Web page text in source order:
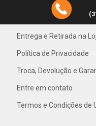
4042-
Entrega e Retirada na
Política de Privacidade
Troca, Devolução e
Entre em contato
Termos e Condições de